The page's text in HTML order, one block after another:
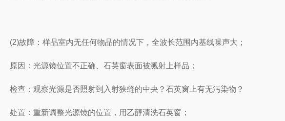
(2)故障：样品室内无任何物品的情况下，全波长范围内基线噪声大；
原因：光源镜位置不正确、石英窗表面被溅射上样品；
检查：观察光源是否照射到入射狭缝的中央？石英窗上有无污染物？
处置：重新调整光源镜的位置，用乙醇清洗石英窗；